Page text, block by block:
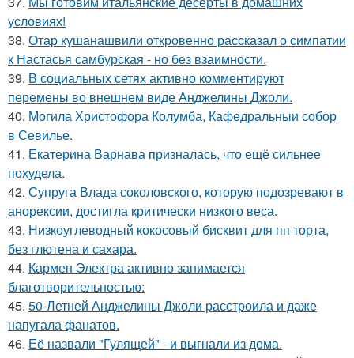
условиях!
38. Отар кушанашвили откровенно рассказал о симпатии
к Настасья самбурская - но без взаимности.
39. В социальных сетях активно комментируют
перемены во внешнем виде Анджелины Джоли.
40. Могила Христофора Колумба, Кафедральныи собор
в Севилье.
41. Екатерина Варнава призналась, что ещё сильнее
похудела.
42. Супруга Влада соколовского, которую подозревают в
анорексии, достигла критически низкого веса.
43. Низкоуглеводный кокосовый бисквит для пп торта,
без глютена и сахара.
44. Кармен Электра активно занимается
благотворительностью:
45. 50-Летней Анджелины Джоли расстроила и даже
напугала фанатов.
46. Её назвали "Гулящей" - и выгнали из дома.